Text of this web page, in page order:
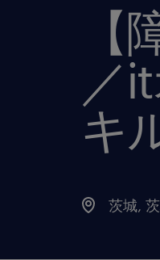
／
キ
茨城,